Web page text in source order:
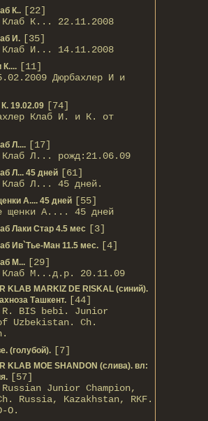
К.. [22]
Клаб К... 22.11.2008
И. [35]
Клаб И... 14.11.2008
К.... [11]
Дюрбахлер И и
19.02.09 [74]
Клаб И. и К. от
Л.... [17]
Клаб Л... рожд:21.06.09
Л... 45 дней [61]
Клаб Л... 45 дней.
А.... 45 дней [55]
щенки А.... 45 дней
Лаки Стар 4.5 мес [3]
Ив`Тье-Ман 11.5 мес. [4]
М... [29]
Клаб М...д.р. 20.11.09
KLAB MARKIZ DE RISKAL (синий).
Ташкент. [44]
BIS bebi. Junior
Uzbekistan. Ch.
(голубой). [7]
KLAB MOE SHANDON (слива). вл:
[57]
Junior Champion,
Russia, Kazakhstan, RKF.
O.